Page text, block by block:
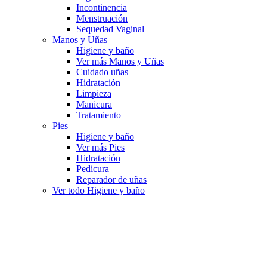
Incontinencia
Menstruación
Sequedad Vaginal
Manos y Uñas
Higiene y baño
Ver más Manos y Uñas
Cuidado uñas
Hidratación
Limpieza
Manicura
Tratamiento
Pies
Higiene y baño
Ver más Pies
Hidratación
Pedicura
Reparador de uñas
Ver todo Higiene y baño